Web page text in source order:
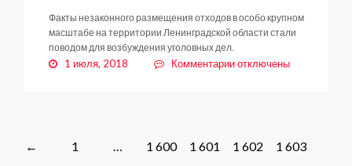
Факты незаконного размещения отходов в особо крупном
масштабе на территории Ленинградской области стали
поводом для возбуждения уголовных дел.
1 июля, 2018 Комментариик
—
отключены
Posts
← 1 … 1 600 1 601 1 602 1 603